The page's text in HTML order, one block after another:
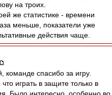
на троих.
же статистике - времени
меньше, показатели уже
действия чаще.
команде спасибо за игру.
играть в защите только в